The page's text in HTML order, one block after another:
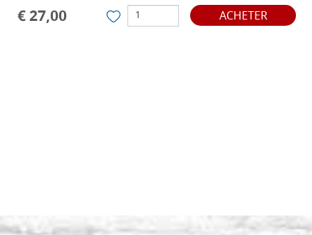
€ 27,00 ACHETER